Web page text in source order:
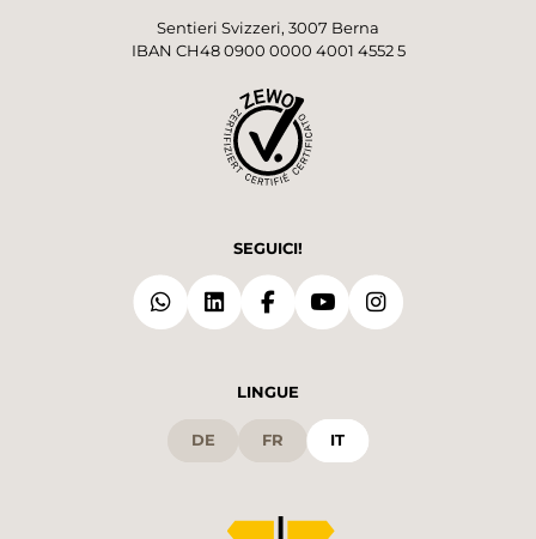
Sentieri Svizzeri, 3007 Berna
IBAN CH48 0900 0000 4001 4552 5
SEGUICI!
LINGUE
DE FR IT